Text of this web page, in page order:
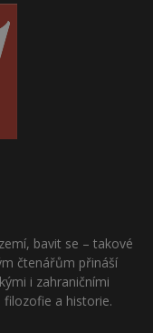
bavit se – takové
čtenářům přináší
i zahraničními
a historie.